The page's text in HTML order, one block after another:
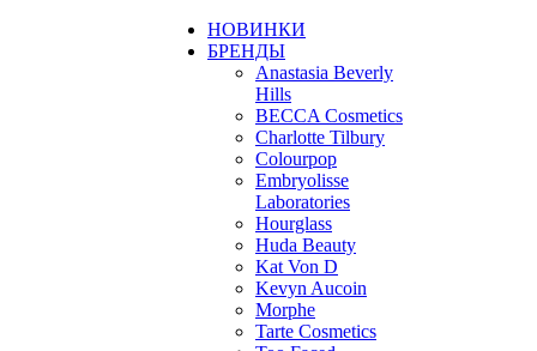
НОВИНКИ
БРЕНДЫ
Anastasia Beverly
Hills
BECCA Cosmetics
Charlotte Tilbury
Colourpop
Embryolisse
Laboratories
Hourglass
Huda Beauty
Kat Von D
Kevyn Aucoin
Morphe
Tarte Cosmetics